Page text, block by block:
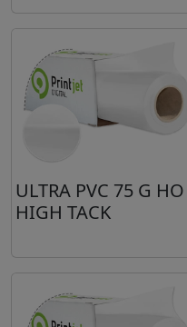
ULTRA PVC 75 G HO
HIGH TACK